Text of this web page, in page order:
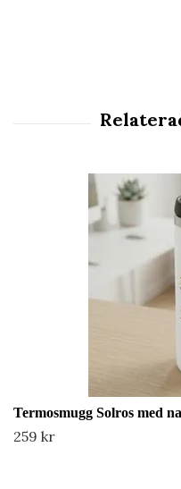
Termosmugg Solros med
259 kr